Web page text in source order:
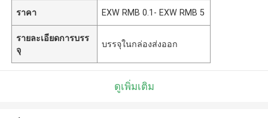
ราคา EXW RMB 0.1- EXW RMB 5
รายละเอียดการบรร
จุ
บรรจุในกล่องส่งออก
ดูเพิ่มเติม